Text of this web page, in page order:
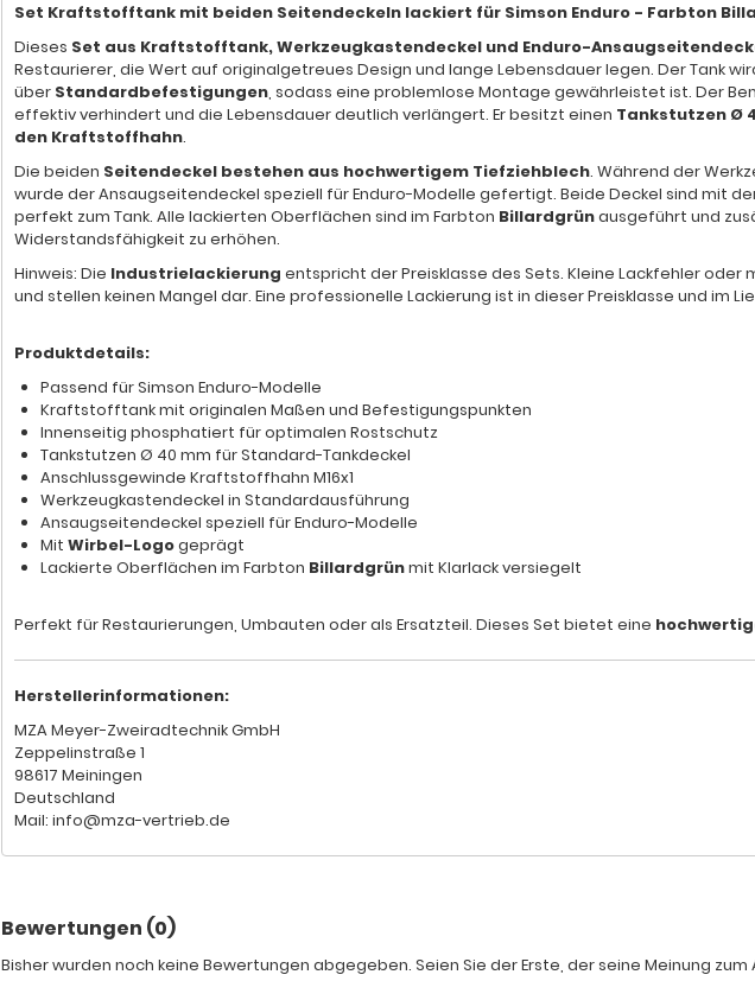
Set Kraftstofftank mit beiden Seitendeckeln lackiert für Simson Enduro - Farbton
Dieses Set aus Kraftstofftank, Werkzeugkastendeckel und Enduro-
Restaurierer, die Wert auf originalgetreues Design und lange Lebensdauer legen. Der Tank
über Standardbefestigungen, sodass eine problemlose Montage gewährleistet ist. Der
effektiv verhindert und die Lebensdauer deutlich verlängert. Er besitzt einen Tankstutzen Ø
den Kraftstoffhahn.
Die beiden Seitendeckel bestehen aus hochwertigem Tiefziehblech. Während der
wurde der Ansaugseitendeckel speziell für Enduro-Modelle gefertigt. Beide Deckel sind mit
perfekt zum Tank. Alle lackierten Oberflächen sind im Farbton Billardgrünausgeführt und
Widerstandsfähigkeit zu erhöhen.
Hinweis: Die Industrielackierung entspricht der Preisklasse des Sets. Kleine Lackfehler
und stellen keinen Mangel dar. Eine professionelle Lackierung ist in dieser Preisklasse und im
Produktdetails:
Passend für Simson Enduro-Modelle
Kraftstofftank mit originalen Maßen und Befestigungspunkten
Innenseitig phosphatiert für optimalen Rostschutz
Tankstutzen Ø 40 mm für Standard-Tankdeckel
Anschlussgewinde Kraftstoffhahn M16x1
Werkzeugkastendeckel in Standardausführung
Ansaugseitendeckel speziell für Enduro-Modelle
Mit Wirbel-Logogeprägt
Lackierte Oberflächen im Farbton Billardgrünmit Klarlack versiegelt
Perfekt für Restaurierungen, Umbauten oder als Ersatzteil. Dieses Set bietet eine
Herstellerinformationen:
MZA Meyer-Zweiradtechnik GmbH
Zeppelinstraße 1
98617 Meiningen
Deutschland
Mail: info@mza-vertrieb.de
Bewertungen (0)
Bisher wurden noch keine Bewertungen abgegeben. Seien Sie der Erste, der seine Meinung zum